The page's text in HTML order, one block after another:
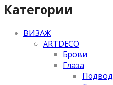
Категории
ВИЗАЖ
ARTDECO
Брови
Глаза